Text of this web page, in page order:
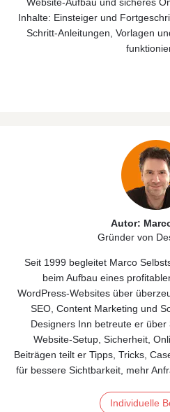
Inhalte: Einsteiger und
Schritt-Anleitungen, Vorlagen
Autor:
Gründer von
Seit 1999 begleitet Marco
beim Aufbau eines
WordPress‑Websites über
SEO, Content Marketing und
Designers Inn betreute er über
Website‑Setup, Sicherheit,
Beiträgen teilt er Tipps, Tricks,
für bessere Sichtbarkeit, mehr
Individuelle